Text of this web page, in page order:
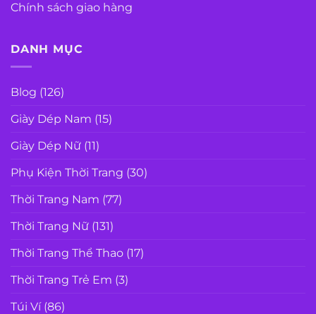
Chính sách giao hàng
DANH MỤC
Blog (126)
Giày Dép Nam (15)
Giày Dép Nữ (11)
Phụ Kiện Thời Trang (30)
Thời Trang Nam (77)
Thời Trang Nữ (131)
Thời Trang Thể Thao (17)
Thời Trang Trẻ Em (3)
Túi Ví(86)